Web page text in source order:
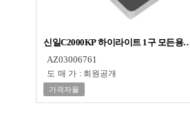
신일C2000KP 하이라이트 1구 모든용
AZ03006761
도매가 : 회원공개
가격자율